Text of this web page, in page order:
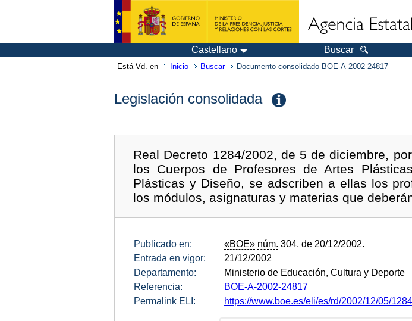
Castellano Buscar
Está Vd. en Inicio Buscar Documento consolidado BOE-A-2002-24817
Legislación consolidada
Real Decreto 1284/2002, de 5 de diciembre,
los Cuerpos de Profesores de Artes
Plásticas y Diseño, se adscriben a ellas los
los módulos, asignaturas y materias que
Publicado en: «BOE» núm. 304, de 20/12/2002.
Entrada en vigor:
21/12/2002
Departamento:
Ministerio de Educación, Cultura y Deporte
Referencia:
BOE-A-2002-24817
Permalink ELI:
https://www.boe.es/eli/es/rd/2002/12/05/